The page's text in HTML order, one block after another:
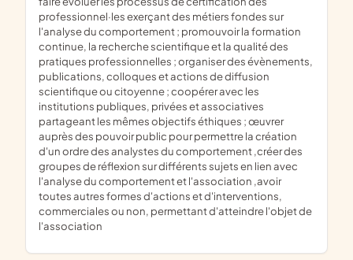
professionnel·les exerçant des métiers fondes sur
l'analyse du comportement ; promouvoir la formation
continue, la recherche scientifique et la qualité des
pratiques professionnelles ; organiser des évènements,
publications, colloques et actions de diffusion
scientifique ou citoyenne ; coopérer avec les
institutions publiques, privées et associatives
partageant les mêmes objectifs éthiques ; œuvrer
auprès des pouvoir public pour permettre la création
d'un ordre des analystes du comportement ,créer des
groupes de réflexion sur différents sujets en lien avec
l'analyse du comportement et l'association ,avoir
toutes autres formes d'actions et d'interventions,
commerciales ou non, permettant d'atteindre l'objet de
l'association